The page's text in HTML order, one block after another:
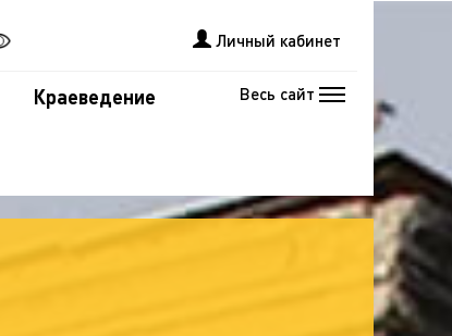
Личный кабинет
Краеведение
Весь сайт